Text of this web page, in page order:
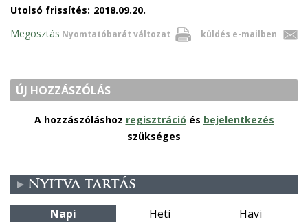
Utolsó frissítés: 2018.09.20.
Nyomtatóbarát változat küldés e-mailben
Megosztás
ÚJ HOZZÁSZÓLÁS
A hozzászóláshoz regisztráció és bejelentkezés
szükséges
Nyitva tartás
Napi Heti Havi